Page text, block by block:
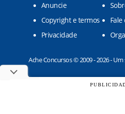
Anuncie
Copyright e termos
Fale
Privacidade
Ache Concursos © 2009 - 2026 -